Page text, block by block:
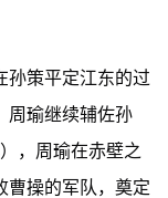
孙策平定江东的过
周瑜继续辅佐孙
，周瑜在赤壁之
曹操的军队，奠定